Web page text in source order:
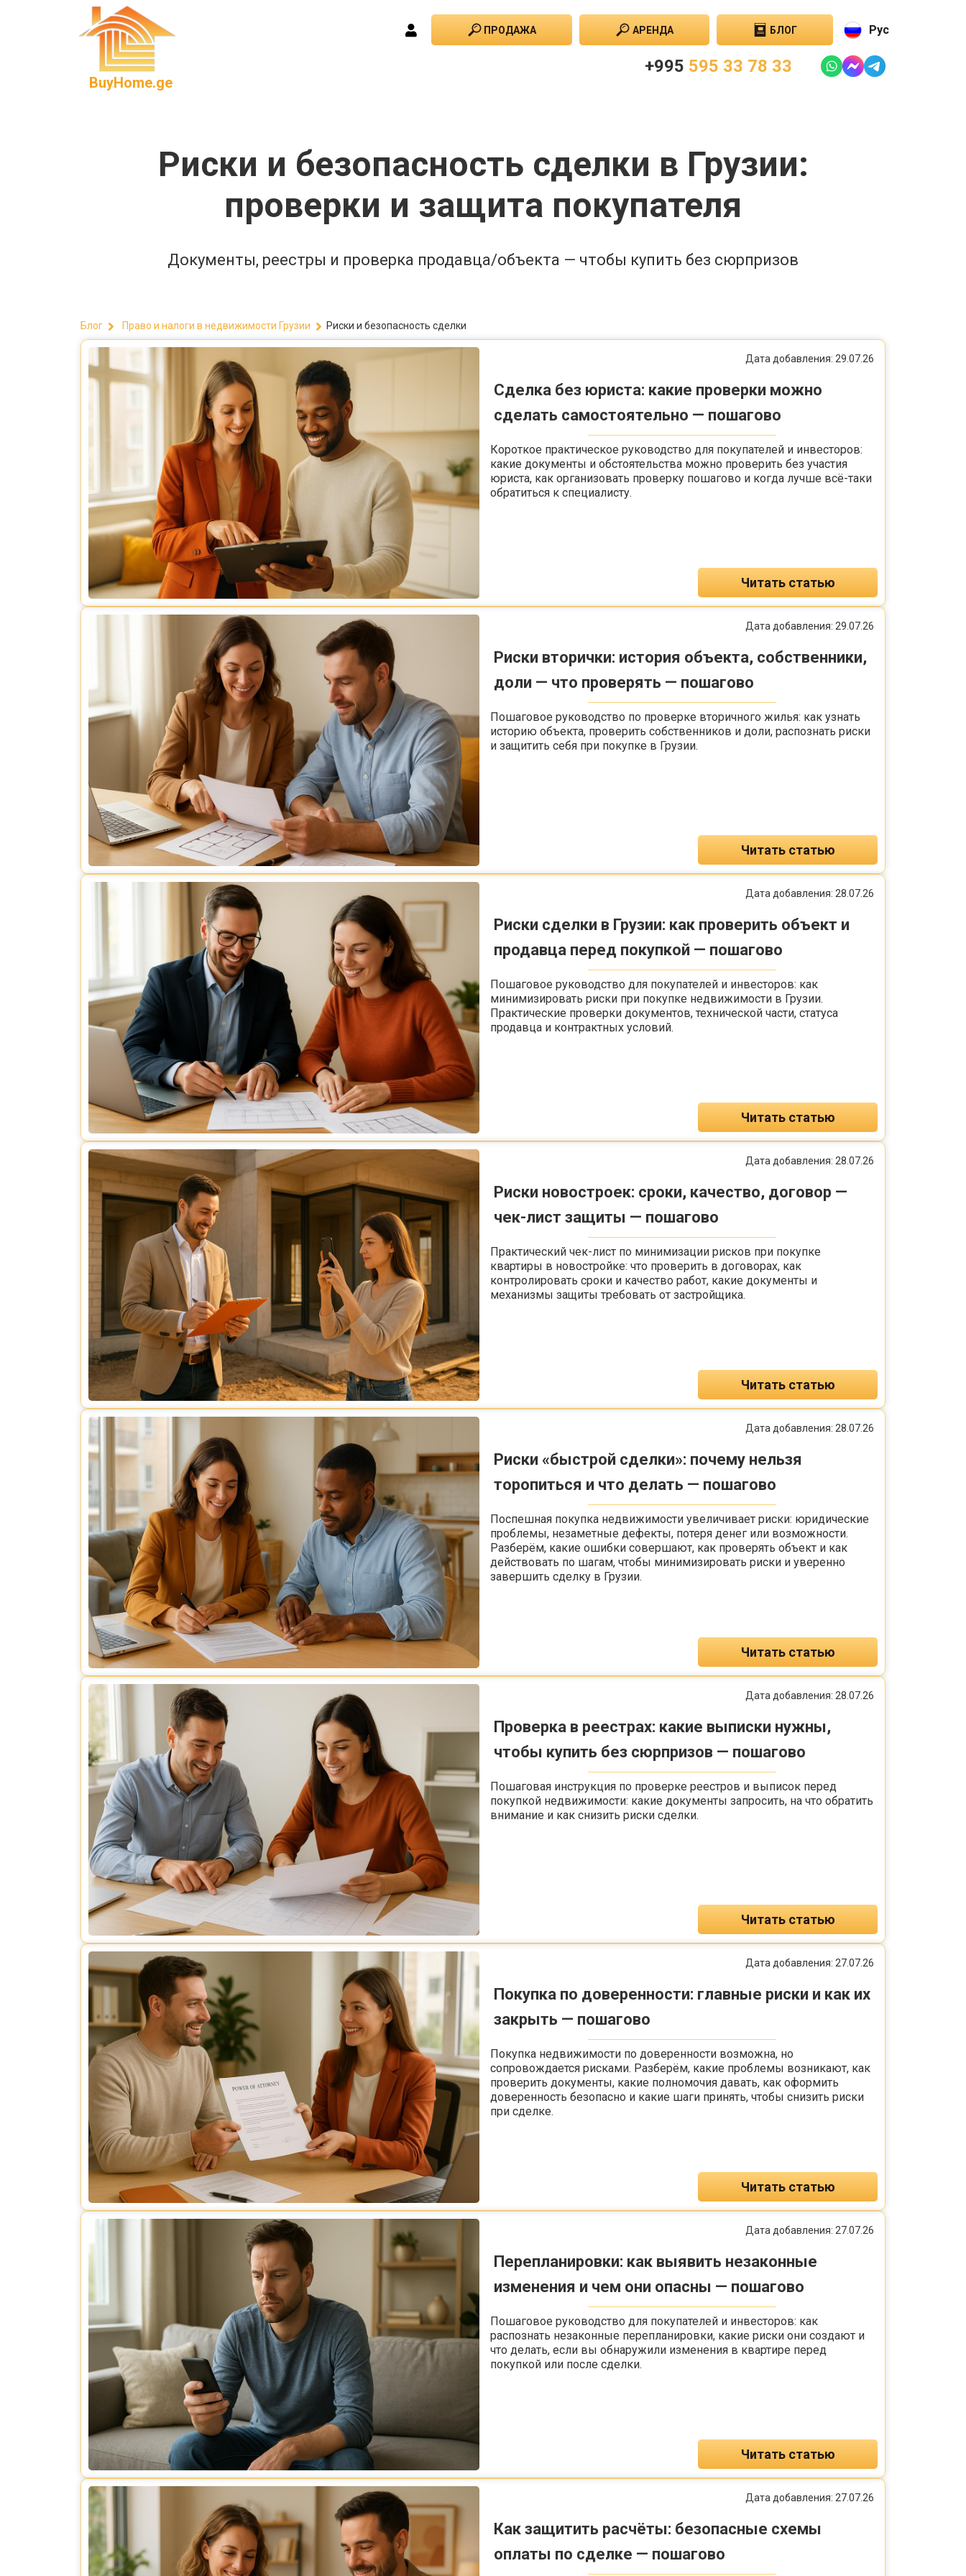
BuyHome.ge
ПРОДАЖА АРЕНДА БЛОГ Рус
+995 595 33 78 33
Риски и безопасность сделки в Грузии:
проверки и защита покупателя
Документы, реестры и проверка продавца/объекта — чтобы купить без сюрпризов
Блог Право и налоги в недвижимости Грузии Риски и безопасность сделки
Дата добавления: 29.07.26
Сделка без юриста: какие проверки можно
сделать самостоятельно — пошагово
Короткое практическое руководство для покупателей и инвесторов:
какие документы и обстоятельства можно проверить без участия
юриста, как организовать проверку пошагово и когда лучше всё-таки
обратиться к специалисту.
Читать статью
Дата добавления: 29.07.26
Риски вторички: история объекта, собственники,
доли — что проверять — пошагово
Пошаговое руководство по проверке вторичного жилья: как узнать
историю объекта, проверить собственников и доли, распознать риски
и защитить себя при покупке в Грузии.
Читать статью
Дата добавления: 28.07.26
Риски сделки в Грузии: как проверить объект и
продавца перед покупкой — пошагово
Пошаговое руководство для покупателей и инвесторов: как
минимизировать риски при покупке недвижимости в Грузии.
Практические проверки документов, технической части, статуса
продавца и контрактных условий.
Читать статью
Дата добавления: 28.07.26
Риски новостроек: сроки, качество, договор —
чек-лист защиты — пошагово
Практический чек-лист по минимизации рисков при покупке
квартиры в новостройке: что проверить в договорах, как
контролировать сроки и качество работ, какие документы и
механизмы защиты требовать от застройщика.
Читать статью
Дата добавления: 28.07.26
Риски «быстрой сделки»: почему нельзя
торопиться и что делать — пошагово
Поспешная покупка недвижимости увеличивает риски: юридические
проблемы, незаметные дефекты, потеря денег или возможности.
Разберём, какие ошибки совершают, как проверять объект и как
действовать по шагам, чтобы минимизировать риски и уверенно
завершить сделку в Грузии.
Читать статью
Дата добавления: 28.07.26
Проверка в реестрах: какие выписки нужны,
чтобы купить без сюрпризов — пошагово
Пошаговая инструкция по проверке реестров и выписок перед
покупкой недвижимости: какие документы запросить, на что обратить
внимание и как снизить риски сделки.
Читать статью
Дата добавления: 27.07.26
Покупка по доверенности: главные риски и как их
закрыть — пошагово
Покупка недвижимости по доверенности возможна, но
сопровождается рисками. Разберём, какие проблемы возникают, как
проверить документы, какие полномочия давать, как оформить
доверенность безопасно и какие шаги принять, чтобы снизить риски
при сделке.
Читать статью
Дата добавления: 27.07.26
Перепланировки: как выявить незаконные
изменения и чем они опасны — пошагово
Пошаговое руководство для покупателей и инвесторов: как
распознать незаконные перепланировки, какие риски они создают и
что делать, если вы обнаружили изменения в квартире перед
покупкой или после сделки.
Читать статью
Дата добавления: 27.07.26
Как защитить расчёты: безопасные схемы
оплаты по сделке — пошагово